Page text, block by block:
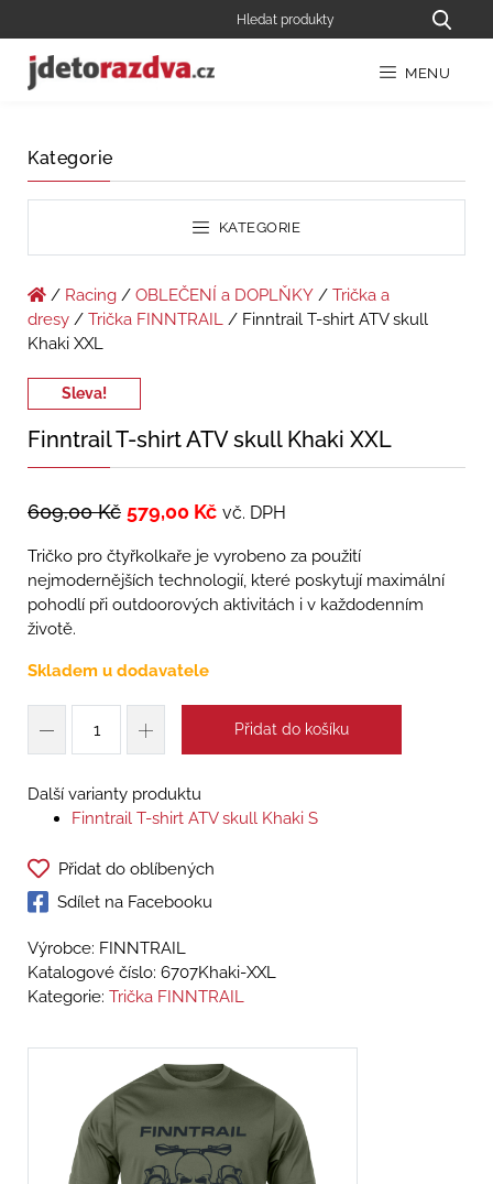
MENU
Kategorie
KATEGORIE
/ Racing / OBLEČENÍ a DOPLŇKY / Trička a
dresy / Trička FINNTRAIL / Finntrail T-shirt ATV skull
Khaki XXL
Sleva!
Finntrail T-shirt ATV skull Khaki XXL
609,00Kč 579,00 Kč vč. DPH
Tričko pro čtyřkolkaře je vyrobeno za použití
nejmodernějších technologií, které poskytují maximální
pohodlí při outdoorových aktivitách i v každodenním
životě.
Skladem u dodavatele
Přidat do košíku
Další varianty produktu
Finntrail T-shirt ATV skull Khaki S
Přidat do oblíbených
Sdílet na Facebooku
Výrobce: FINNTRAIL
Katalogové číslo: 6707Khaki-XXL
Kategorie: Trička FINNTRAIL